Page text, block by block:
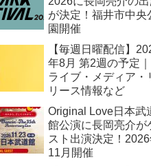
が決定！福井市中央
園開催
【毎週日曜配信】
年8月 第2週の予定｜
ライブ・メディア・
リース情報など
Original Love日本武
館公演に長岡亮介が
スト出演決定！
11月開催